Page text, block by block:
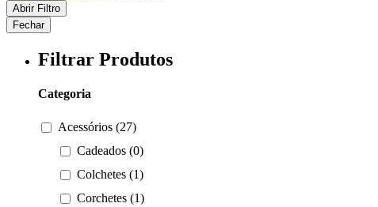
Abrir Filtro
Fechar
Filtrar Produtos
Categoria
Acessórios (27)
Cadeados (0)
Colchetes (1)
Corchetes (1)